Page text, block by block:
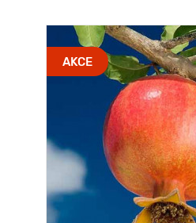
AKCE